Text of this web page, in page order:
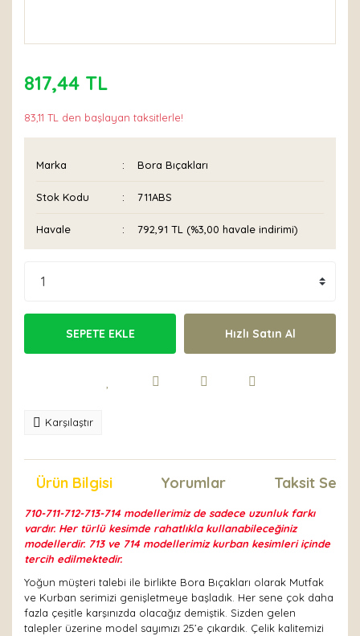
817,44 TL
83,11 TL den başlayan taksitlerle!
Marka Bora Bıçakları
Stok Kodu 711ABS
Havale 792,91 TL (%3,00 havale indirimi)
SEPETE EKLE Hızlı Satın Al
Karşılaştır
Ürün Bilgisi Yorumlar Taksit
710-711-712-713-714 modellerimiz de sadece uzunluk farkı
vardır. Her türlü kesimde rahatlıkla kullanabileceğiniz
modellerdir. 713 ve 714 modellerimiz kurban kesimleri içinde
tercih edilmektedir.
Yoğun müşteri talebi ile birlikte Bora Bıçakları olarak Mutfak
ve Kurban serimizi genişletmeye başladık. Her sene çok daha
fazla çeşitle karşınızda olacağız demiştik. Sizden gelen
talepler üzerine model sayımızı 25’e çıkardık. Çelik kalitemizi